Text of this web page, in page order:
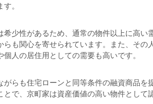
す。
少性があるため、通常の物件以上に高い
も関心を寄せられています。また、その
人の居住用としての需要も高いです。
らも住宅ローンと同等条件の融資商品を
で、京町家は資産価値の高い物件として